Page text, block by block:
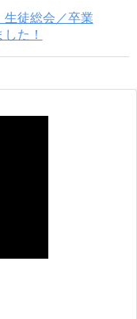
生徒総会／卒業
た！